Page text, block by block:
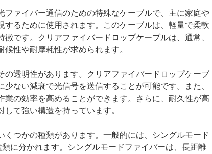
ファイバー通信のための特殊なケーブルで、主に家庭や
るために使用されます。このケーブルは、軽量で柔軟
です。クリアファイバードロップケーブルは、通常、
性や耐摩耗性が求められます。
の透明性があります。クリアファイバードロップケーブ
ない減衰で光信号を送信することが可能です。また、
の効率を高めることができます。さらに、耐久性が高
て強い構造を持っています。
つかの種類があります。一般的には、シングルモード
に分かれます。シングルモードファイバーは、長距離